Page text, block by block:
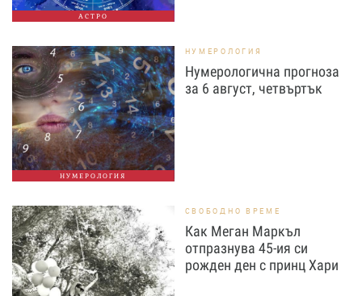
АСТРО
НУМЕРОЛОГИЯ
НУМЕРОЛОГИЯ
Нумерологична прогноза
за 6 август, четвъртък
СВОБОДНО ВРЕМЕ
Как Меган Маркъл
отпразнува 45-ия си
рожден ден с принц Хари